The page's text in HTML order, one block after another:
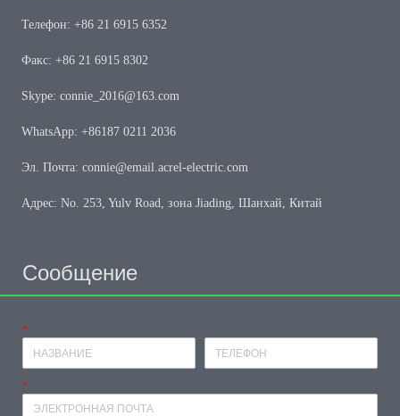
Телефон: +86 21 6915 6352
Факс: +86 21 6915 8302
Skype: connie_2016@163.com
WhatsApp: +86187 0211 2036
Эл. Почта: connie@email.acrel-electric.com
Адрес: No. 253, Yulv Road, зона Jiading, Шанхай, Китай
Сообщение
*Имя
*почтовый ящик